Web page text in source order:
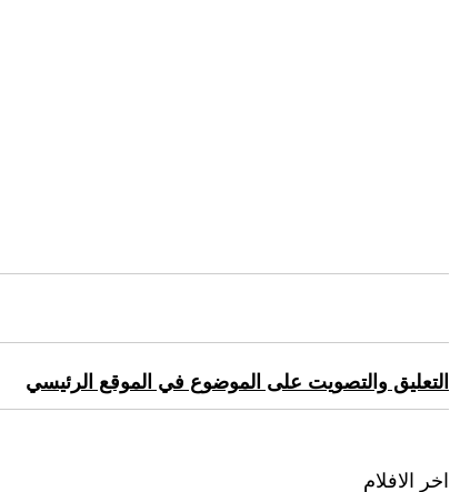
التعليق والتصويت على الموضوع في الموقع الرئيسي
اخر الافلام